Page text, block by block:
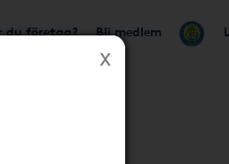
du företag? Bli medlem